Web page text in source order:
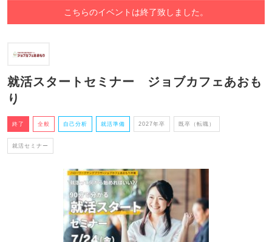
こちらのイベントは終了致しました。
就活スタートセミナー ジョブカフェあおも
り
終了 全般 自己分析 就活準備 2027年卒 既卒（転職）
就活セミナー